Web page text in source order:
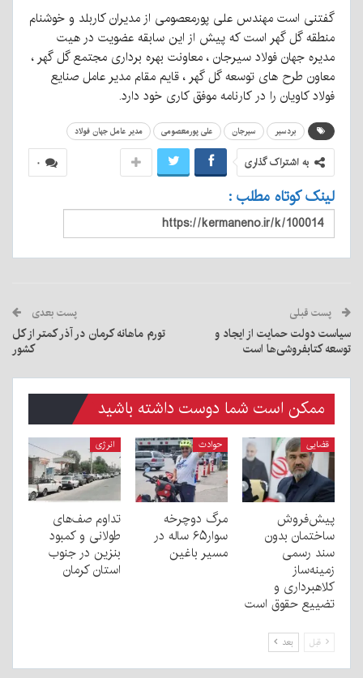
گفتنی است مهندس علی پورمعصومی از مدیران کاربلد و خوشنام
منطقه گل گهر است که پیش از این سابقه عضویت در هیت
مدیره جهان فولاد سیرجان ، معاونت بهره برداری مجتمع گل گهر ،
معاون طرح های توسعه گل گهر ، قایم مقام مدیر عامل صنایع
فولاد کاویان را در کارنامه موفق کاری خود دارد.
بردسیر سیرجان علی پورمعصومی مدیر عامل جهان فولاد
۰ به اشتراک گذاری
لینک کوتاه مطلب :
پست قبلی
سیاست دولت حمایت از ایجاد و
توسعه کتابفروشی‌ها است
پست بعدی
تورم ماهانه کرمان در آذر کمتر از کل
کشور
ممکن است شما دوست داشته باشید
قضایی
پیش‌فروش
ساختمان بدون
سند رسمی
زمینه‌ساز
کلاهبرداری و
تضییع حقوق است
حوادث
مرگ دوچرخه
سوار۶۵ ساله در
مسیر باغین
انرژی
تداوم صف‌های
طولانی و کمبود
بنزین در جنوب
استان کرمان
قبل بعد